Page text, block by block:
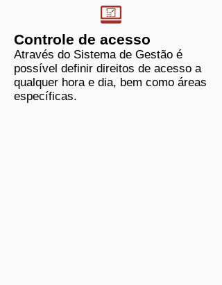
Controle de acesso
Através do Sistema de Gestão é
possível definir direitos de acesso a
qualquer hora e dia, bem como áreas
específicas.